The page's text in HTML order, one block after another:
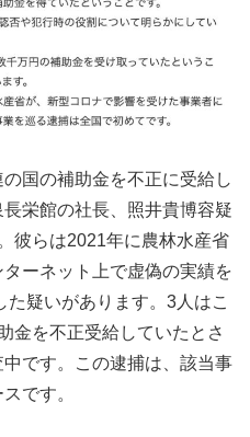
国の補助金を不正に受給し
栄館の社長、照井貴博容疑
彼らは2021年に農林水産省
ーネット上で虚偽の実績を
疑いがあります。3人はこ
金を不正受給していたとさ
です。この逮捕は、該当事
です。